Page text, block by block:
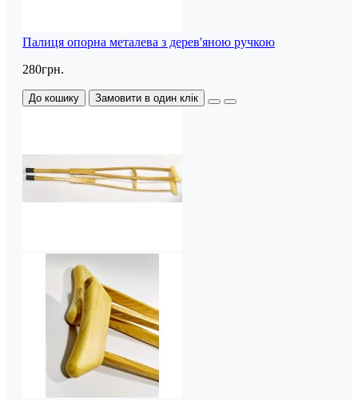
Палиця опорна металева з дерев'яною ручкою
280грн.
До кошику Замовити в один клік